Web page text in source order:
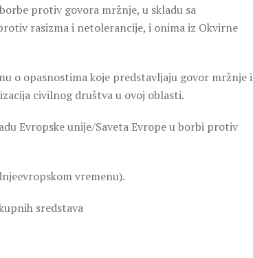
protiv govora mržnje, u skladu sa
rasizma i netolerancije, i onima iz Okvirne
o opasnostima koje predstavljaju govor mržnje i
civilnog društva u ovoj oblasti.
Evropske unije/Saveta Evrope u borbi protiv
vremenu).
sredstava